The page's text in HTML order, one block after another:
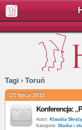
Tagi › Toruń
21 lipca 2011
Autor: Klaudia
Kategorie: Studia i